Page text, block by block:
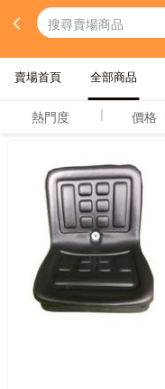
賣場首頁 全部商品
熱門度 價格